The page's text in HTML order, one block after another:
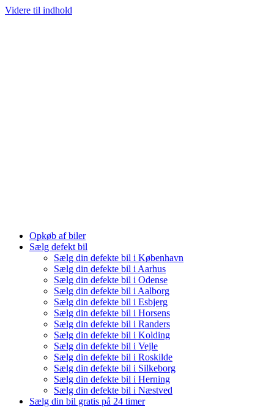
Videre til indhold
Opkøb af biler
Sælg defekt bil
Sælg din defekte bil i København
Sælg din defekte bil i Aarhus
Sælg din defekte bil i Odense
Sælg din defekte bil i Aalborg
Sælg din defekte bil i Esbjerg
Sælg din defekte bil i Horsens
Sælg din defekte bil i Randers
Sælg din defekte bil i Kolding
Sælg din defekte bil i Vejle
Sælg din defekte bil i Roskilde
Sælg din defekte bil i Silkeborg
Sælg din defekte bil i Herning
Sælg din defekte bil i Næstved
Sælg din bil gratis på 24 timer